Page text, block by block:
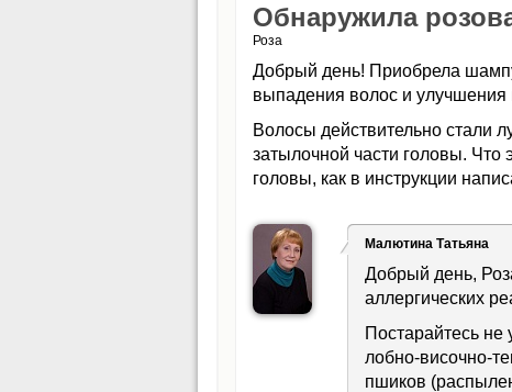
Обнаружила
Роза
Добрый день! Приобрела
выпадения волос и улучшения
Волосы действительно стали
затылочной части головы.
головы, как в инструкции
Малютина Татьяна
Добрый день,
аллергических
Постарайтесь не
лобно-височно-
пшиков